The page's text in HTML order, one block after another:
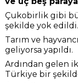
Çukobirlik gibi
şekilde yok edildi.
Tarım ve
geliyorsa yapıldı.
Ardından gelen
Türkiye bir